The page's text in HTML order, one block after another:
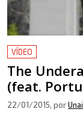
VÍDEO
The
(feat.
22/01/2015, por